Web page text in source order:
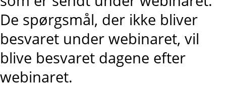
De spørgsmål, der ikke bliver
besvaret under webinaret, vil
blive besvaret dagene efter
webinaret.